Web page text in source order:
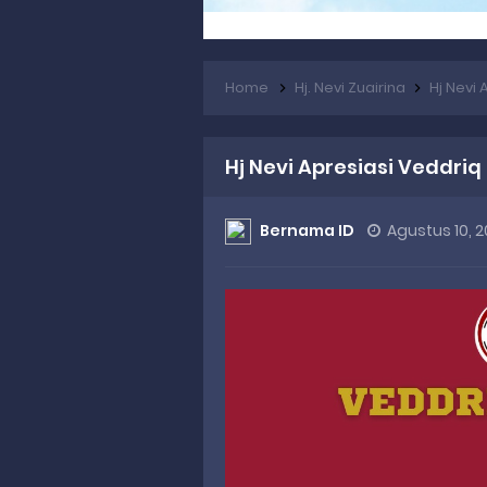
Home Hj. Nevi Zuairina Hj Nevi
Hj Nevi Apresiasi
Bernama ID Agustus 10,